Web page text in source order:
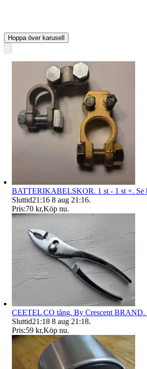
Hoppa över karusell
BATTERIKABELSKOR. 1 st - 1 st +. Se
Sluttid21:16 8 aug 21:16.
Pris:70 kr,Köp nu.
CEETEL CO tång. By Crescent BRAND.
Sluttid21:18 8 aug 21:18.
Pris:59 kr,Köp nu.